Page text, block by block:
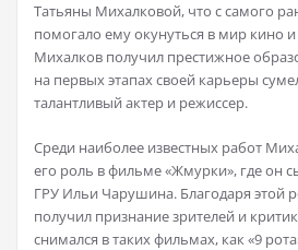
Татьяны Михалковой, что с самого
помогало ему окунуться в мир кино и
Михалков получил престижное
на первых этапах своей карьеры
талантливый актер и режиссер.
Среди наиболее известных работ
его роль в фильме «Жмурки», где он
ГРУ Ильи Чарушина. Благодаря этой
получил признание зрителей и
снимался в таких фильмах, как «9